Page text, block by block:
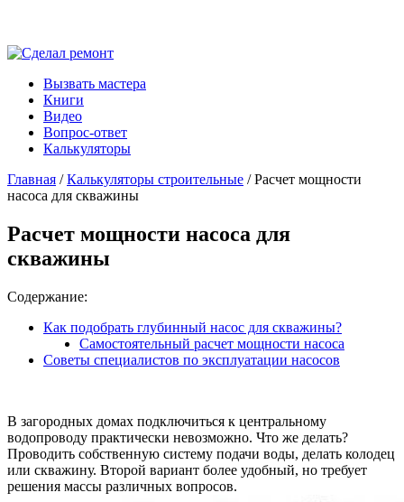
Вызвать мастера
Книги
Видео
Вопрос-ответ
Калькуляторы
Главная /Калькуляторы строительные / Расчет мощности
насоса для скважины
Расчет мощности насоса для
скважины
Содержание:
Как подобрать глубинный насос для скважины?
Самостоятельный расчет мощности насоса
Советы специалистов по эксплуатации насосов
В загородных домах подключиться к центральному
водопроводу практически невозможно. Что же делать?
Проводить собственную систему подачи воды, делать колодец
или скважину. Второй вариант более удобный, но требует
решения массы различных вопросов.